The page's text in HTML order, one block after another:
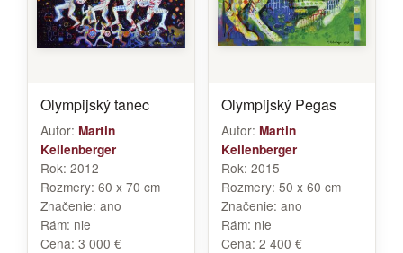
Olympijský tanec
Autor: Martin
Kellenberger
Rok: 2012
Rozmery: 60 x 70 cm
Značenie: ano
Rám: nie
Cena: 3 000 €
Olympijský Pegas
Autor: Martin
Kellenberger
Rok: 2015
Rozmery: 50 x 60 cm
Značenie: ano
Rám: nie
Cena: 2 400 €